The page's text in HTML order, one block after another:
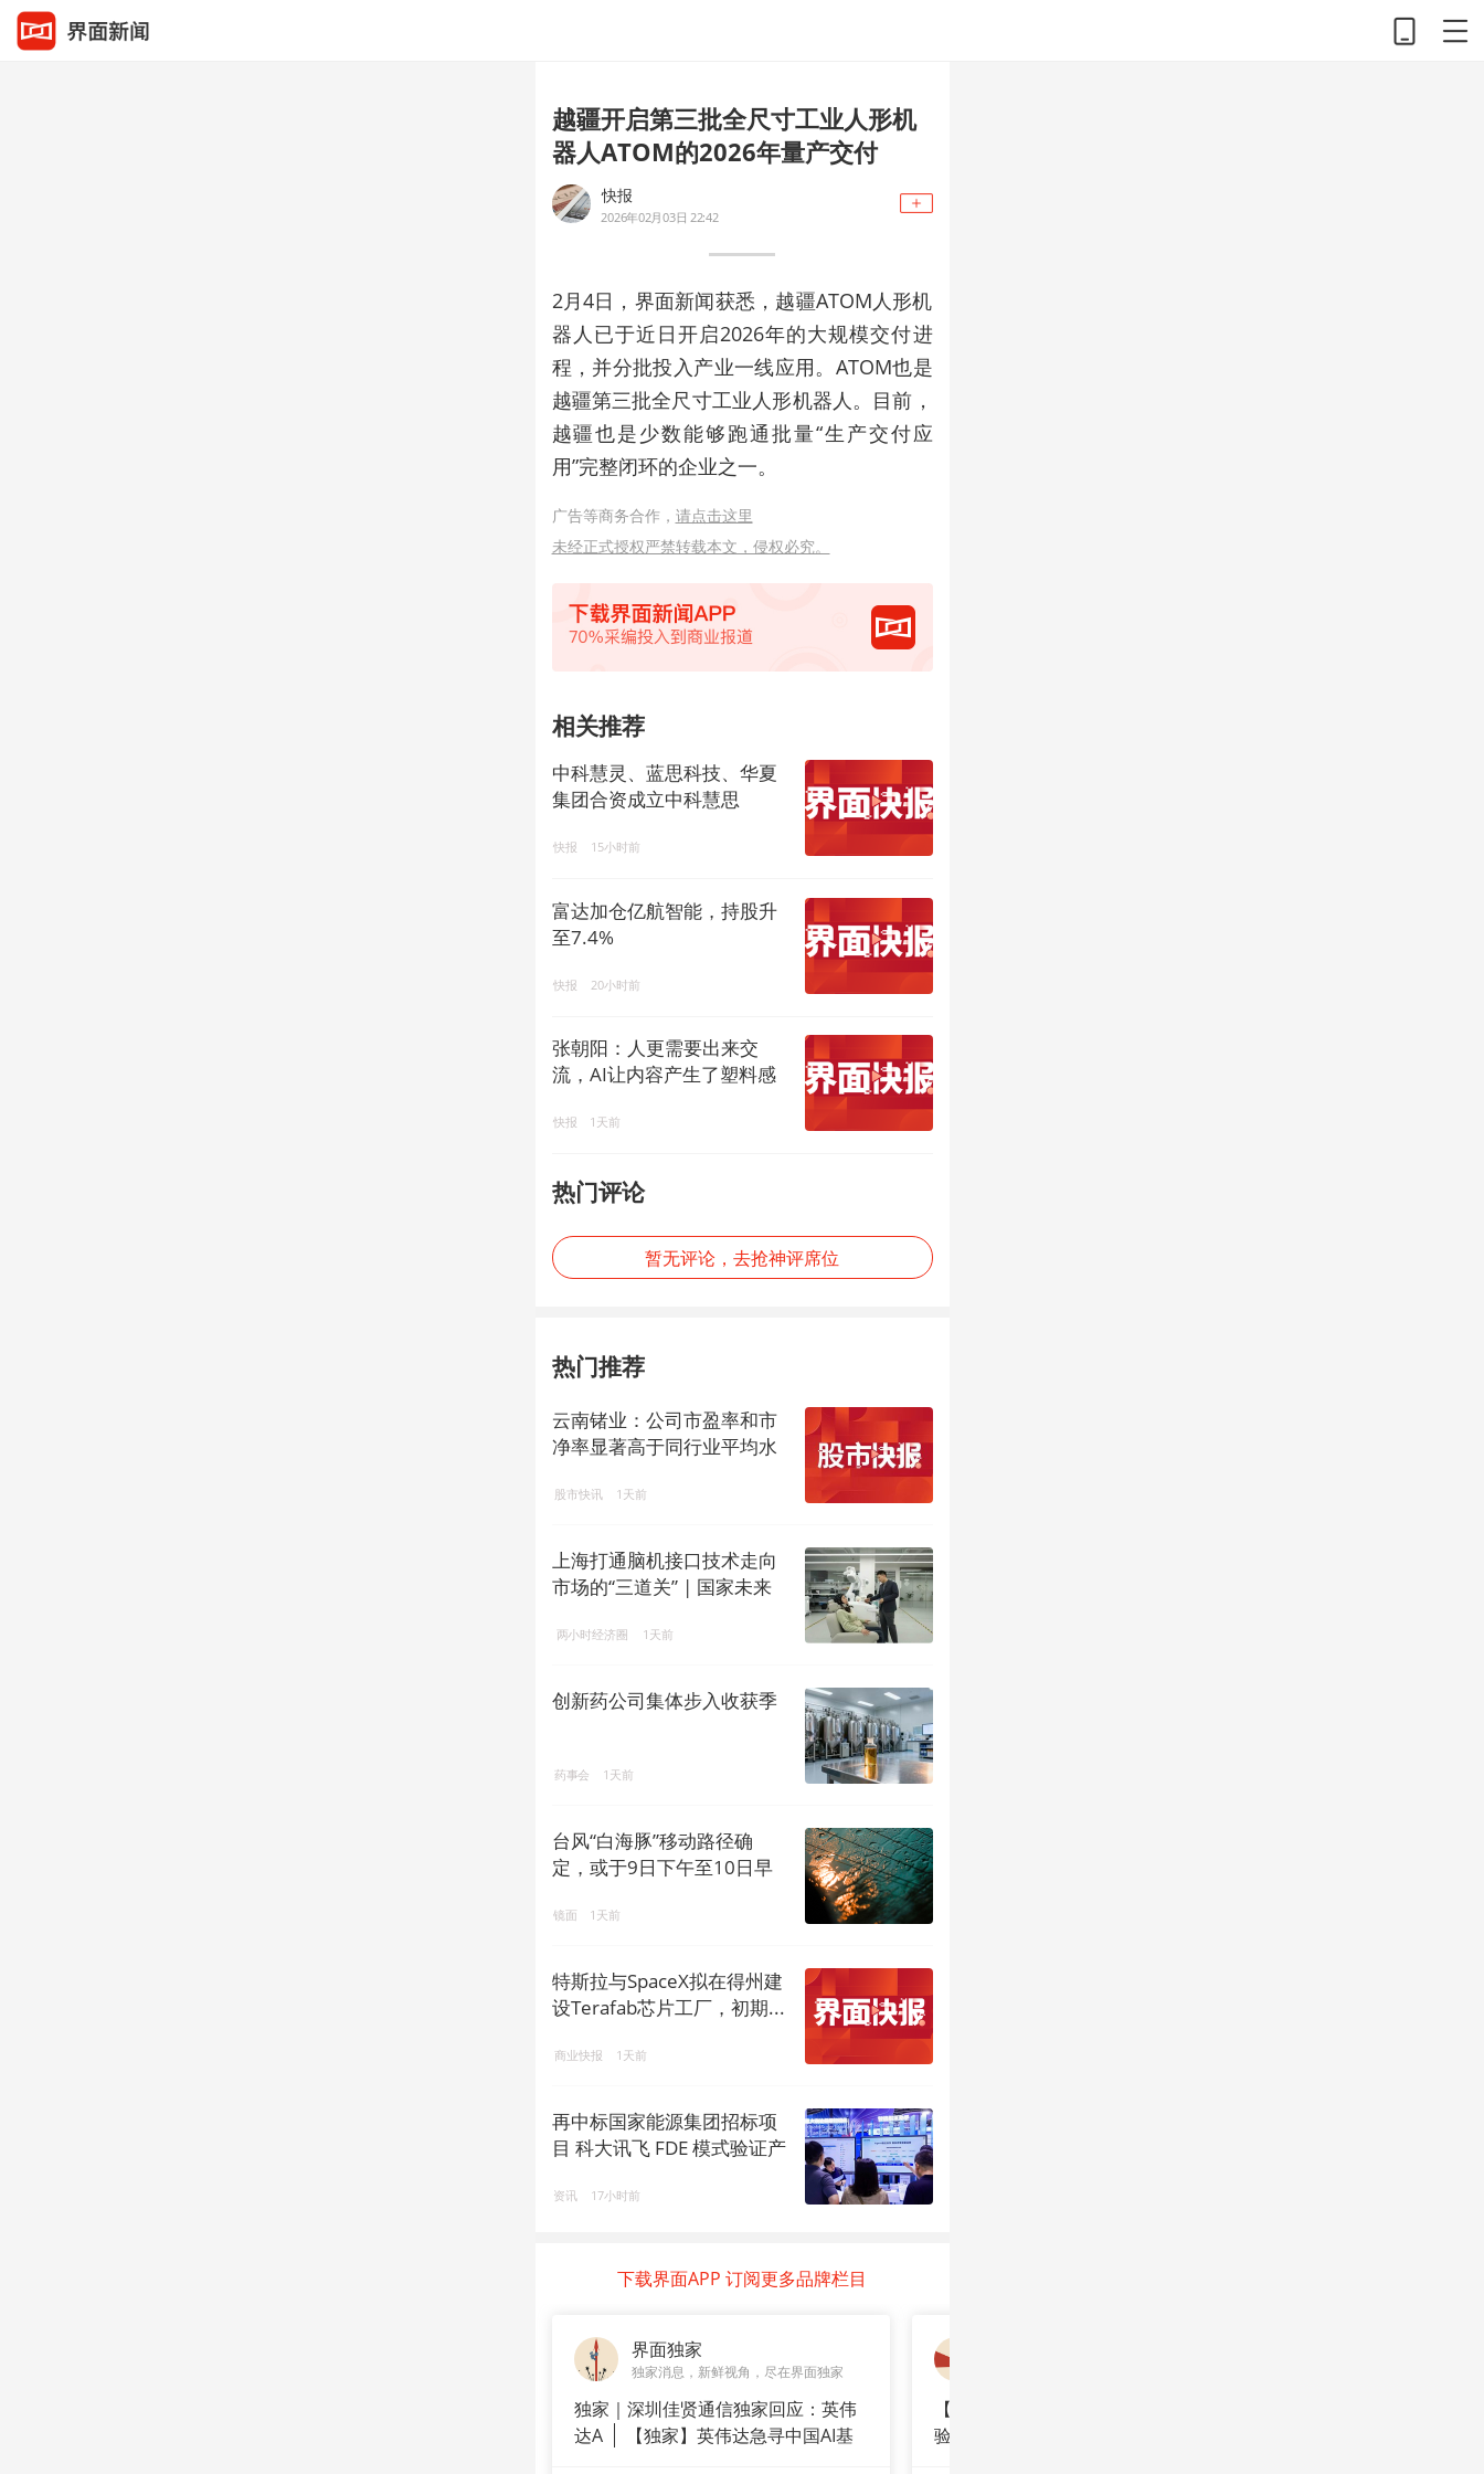
越疆开启第三批全尺寸工业人形机
器人ATOM的2026年量产交付
快报
2026年02月03日 22:42
2月4日，界面新闻获悉，越疆ATOM人形机
器人已于近日开启2026年的大规模交付进
程，并分批投入产业一线应用。ATOM也是
越疆第三批全尺寸工业人形机器人。目前，
越疆也是少数能够跑通批量“生产交付应
用”完整闭环的企业之一。
广告等商务合作， 请点击这里
未经正式授权严禁转载本文，侵权必究。
相关推荐
中科慧灵、蓝思科技、华夏
集团合资成立中科慧思
快报 15小时前
富达加仓亿航智能，持股升
至7.4%
快报 20小时前
张朝阳：人更需要出来交
流，AI让内容产生了塑料感
快报 1天前
热门评论
暂无评论，去抢神评席位
热门推荐
云南锗业：公司市盈率和市
净率显著高于同行业平均水
股市快讯 1天前
上海打通脑机接口技术走向
市场的“三道关” | 国家未来
两小时经济圈 1天前
创新药公司集体步入收获季
药事会 1天前
台风“白海豚”移动路径确
定，或于9日下午至10日早
镜面 1天前
特斯拉与SpaceX拟在得州建
设Terafab芯片工厂，初期...
商业快报 1天前
再中标国家能源集团招标项
目 科大讯飞 FDE 模式验证产
资讯 17小时前
下载界面APP 订阅更多品牌栏目
界面独家
独家消息，新鲜视角，尽在界面独家
独家｜深圳佳贤通信独家回应：英伟
达A
【独家】英伟达急寻中国AI基
【深度】长鑫上市浮盈万亿，“合肥经
验